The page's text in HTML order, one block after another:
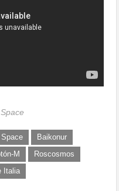
Baikonur
M
Roscosmos
Italia